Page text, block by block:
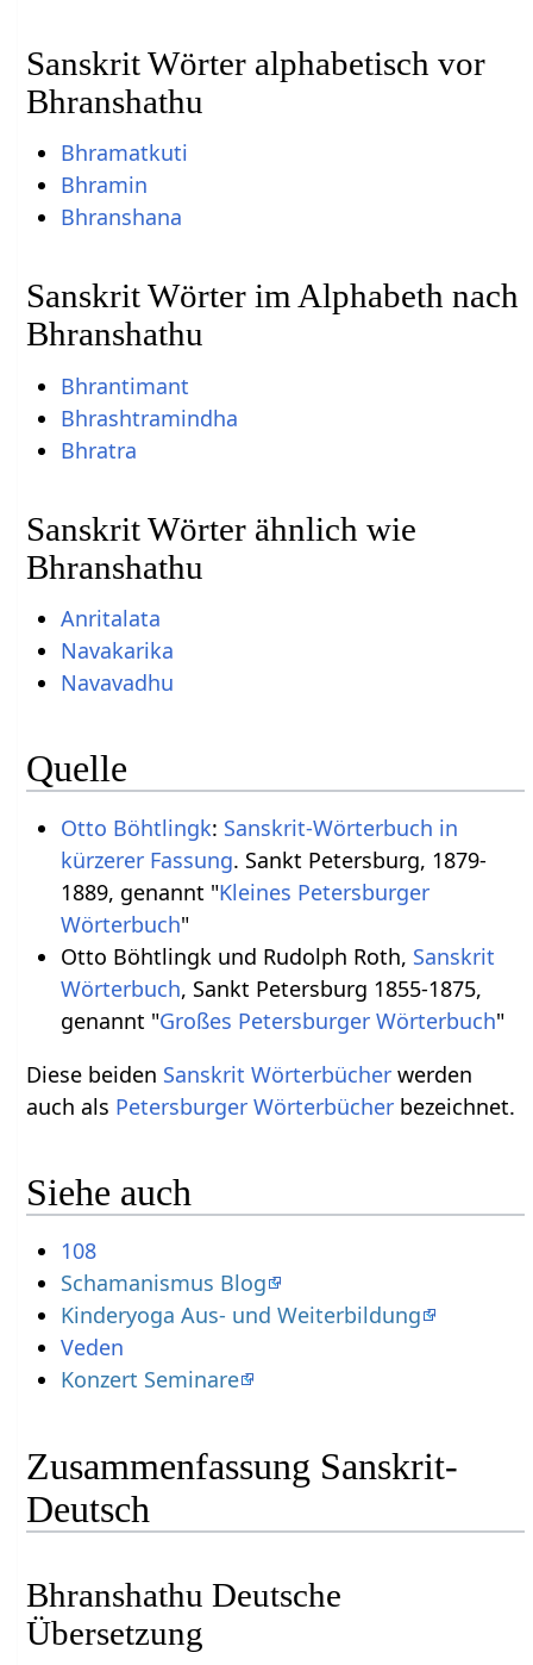
Sanskrit Wörter alphabetisch vor
Bhranshathu
Bhramatkuti
Bhramin
Bhranshana
Sanskrit Wörter im Alphabeth nach
Bhranshathu
Bhrantimant
Bhrashtramindha
Bhratra
Sanskrit Wörter ähnlich wie
Bhranshathu
Anritalata
Navakarika
Navavadhu
Quelle
Otto Böhtlingk: Sanskrit-Wörterbuch in
kürzerer Fassung. Sankt Petersburg, 1879-
1889, genannt "Kleines Petersburger
Wörterbuch"
Otto Böhtlingk und Rudolph Roth, Sanskrit
Wörterbuch, Sankt Petersburg 1855-1875,
genannt "Großes Petersburger Wörterbuch"
Diese beiden Sanskrit Wörterbücher werden
auch als Petersburger Wörterbücher bezeichnet.
Siehe auch
108
Schamanismus Blog
Kinderyoga Aus- und Weiterbildung
Konzert Seminare
Zusammenfassung Sanskrit-
Deutsch
Bhranshathu Deutsche
Übersetzung